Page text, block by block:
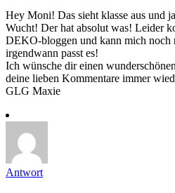
Hey Moni! Das sieht klasse aus und
Wucht! Der hat absolut was! Leider
DEKO-bloggen und kann mich noch
irgendwann passt es!
Ich wünsche dir einen
deine lieben Kommentare immer
GLG Maxie
Antwort